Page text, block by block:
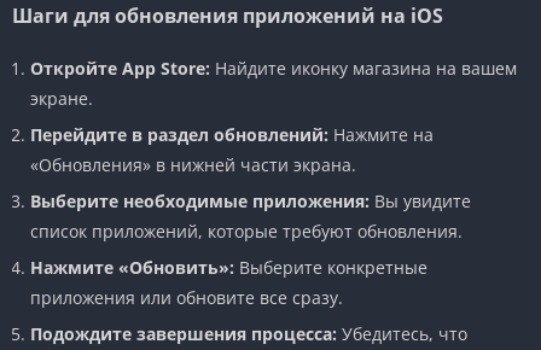
Шаги для обновления приложений на iOS
Откройте App Store: Найдите иконку магазина на вашем
экране.
Перейдите в раздел обновлений: Нажмите на
«Обновления» в нижней части экрана.
Выберите необходимые приложения: Вы увидите
список приложений, которые требуют обновления.
Нажмите «Обновить»: Выберите конкретные
приложения или обновите все сразу.
Подождите завершения процесса: Убедитесь, что